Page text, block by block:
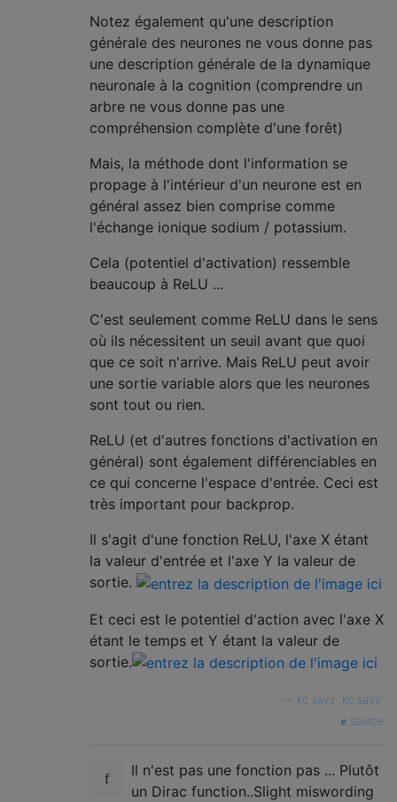
Notez également qu'une description
générale des neurones ne vous donne pas
une description générale de la dynamique
neuronale à la cognition (comprendre un
arbre ne vous donne pas une
compréhension complète d'une forêt)
Mais, la méthode dont l'information se
propage à l'intérieur d'un neurone est en
général assez bien comprise comme
l'échange ionique sodium / potassium.
Cela (potentiel d'activation) ressemble
beaucoup à ReLU ...
C'est seulement comme ReLU dans le sens
où ils nécessitent un seuil avant que quoi
que ce soit n'arrive. Mais ReLU peut avoir
une sortie variable alors que les neurones
sont tout ou rien.
ReLU (et d'autres fonctions d'activation en
général) sont également différenciables en
ce qui concerne l'espace d'entrée. Ceci est
très important pour backprop.
Il s'agit d'une fonction ReLU, l'axe X étant
la valeur d'entrée et l'axe Y la valeur de
sortie.
Et ceci est le potentiel d'action avec l'axe X
étant le temps et Y étant la valeur de
sortie.
kc sayz 'kc sayz'
source
Il n'est pas une fonction pas ... Plutôt
un Dirac function..Slight miswording